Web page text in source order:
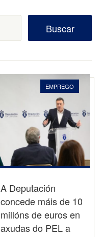
Buscar
EMPREGO
A Deputación
concede máis de 10
millóns de euros en
axudas do PEL a